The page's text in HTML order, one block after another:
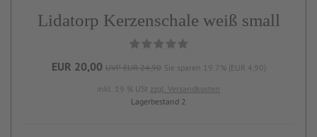
Lidatorp Kerzenschale weiß small
EUR 20,00 UVP EUR 24,90 Sie sparen 19.7% (EUR 4,90)
inkl. 19 % USt zzgl. Versandkosten
Lagerbestand 2